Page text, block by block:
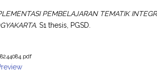
PEMBELAJARAN TEMATIK
S1 thesis, PGSD.